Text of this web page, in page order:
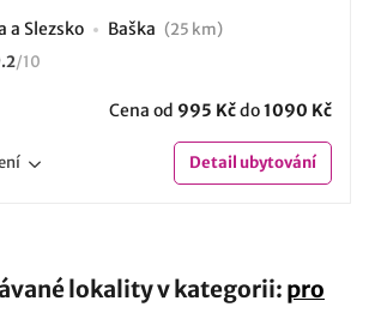
a Slezsko Baška (25 km)
/10
Cena od 995 Kčdo1090 Kč
Detailubytování
lokality v kategorii: pro